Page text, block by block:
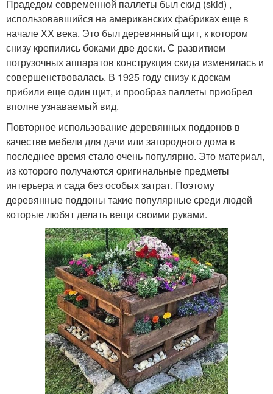
Прадедом современной паллеты был скид (skid) ,
использовавшийся на американских фабриках еще в
начале ХХ века. Это был деревянный щит, к котором
снизу крепились боками две доски. С развитием
погрузочных аппаратов конструкция скида изменялась и
совершенствовалась. В 1925 году снизу к доскам
прибили еще один щит, и прообраз паллеты приобрел
вполне узнаваемый вид.
Повторное использование деревянных поддонов в
качестве мебели для дачи или загородного дома в
последнее время стало очень популярно. Это материал,
из которого получаются оригинальные предметы
интерьера и сада без особых затрат. Поэтому
деревянные поддоны такие популярные среди людей
которые любят делать вещи своими руками.